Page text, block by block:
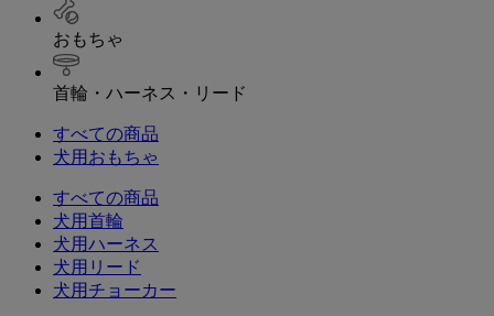
おもちゃ
首輪・ハーネス・リード
すべての商品
犬用おもちゃ
すべての商品
犬用首輪
犬用ハーネス
犬用リード
犬用チョーカー